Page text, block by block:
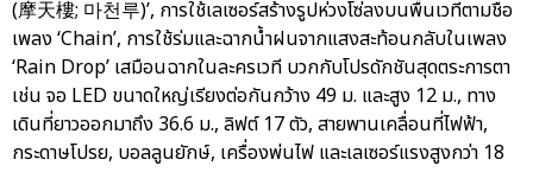
(摩天樓; 마천루)’, การใช้เลเซอร์สร้างรูปห่วงโซ่ลงบนพื้นเวทีตามชื่อ
เพลง ‘Chain’, การใช้ร่มและฉากน้ำฝนจากแสงสะท้อนกลับในเพลง
‘Rain Drop’ เสมือนฉากในละครเวที บวกกับโปรดักชันสุดตระการตา
เช่น จอ LED ขนาดใหญ่เรียงต่อกันกว้าง 49 ม. และสูง 12 ม., ทาง
เดินที่ยาวออกมาถึง 36.6 ม., ลิฟต์ 17 ตัว, สายพานเคลื่อนที่ไฟฟ้า,
กระดาษโปรย, บอลลูนยักษ์, เครื่องพ่นไฟ และเลเซอร์แรงสูงกว่า 18